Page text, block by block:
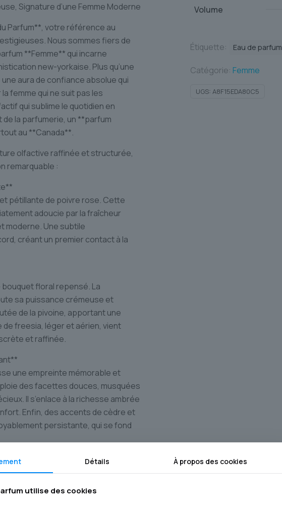
Signature d’une Femme Moderne
Parfum**, votre référence au
Nous sommes fiers de
**Femme** qui incarne
new-yorkaise. Plus qu’une
aura de confiance absolue qui
femme qui ne suit pas les
qui sublime le quotidien en
la parfumerie, un **parfum
au **Canada**.
olfactive raffinée et structurée,
remarquable :
pétillante de poivre rose. Cette
adoucie par la fraîcheur
moderne. Une subtile
créant un premier contact à la
floral repensé. La
sa puissance crémeuse et
de la pivoine, apportant une
freesia, léger et aérien, vient
et raffinée.
une empreinte mémorable et
des facettes douces, musquées
Il s’enlace à la richesse ambrée
Enfin, des accents de cèdre et
persistante, qui se fond
idéal pour la femme d’aujourd’hui.
au bureau pour affirmer sa
Son sillage, à la fois distinctif et
Volume
Étiquette: Eau de parfum
Catégorie: Femme
UGS: A8F15EDA80C5
Détails À propos des cookies
utilise des cookies